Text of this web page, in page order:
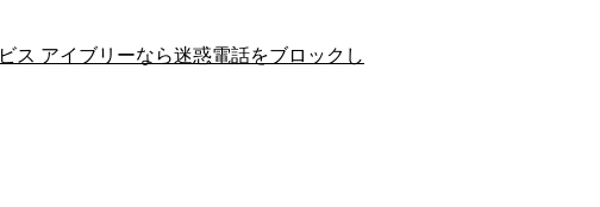
ス アイブリーなら迷惑電話をブロックし